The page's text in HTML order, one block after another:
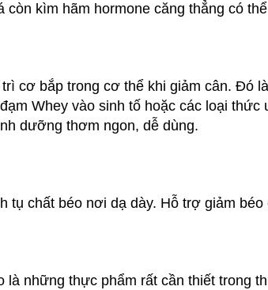
còn kìm hãm hormone căng thẳng có
cơ bắp trong cơ thể khi giảm cân.
Whey vào sinh tố hoặc các loại
dưỡng thơm ngon, dễ dùng.
tụ chất béo nơi dạ dày. Hỗ trợ giảm
là những thực phẩm rất cần thiết trong